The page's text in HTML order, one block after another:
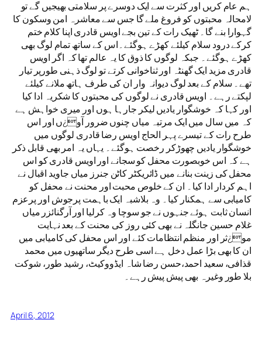
ہم عام کریں اور کثرت سے ایک دوسرے پر سلامتی بھیجیں گے تو
لامحالہ محبتوں کو فروغ ملے گا جس سے معاشرہ امن وسکون کا
گہوارا بنے گا۔ ٹھیک رات کے تین بجے اویس قادری اپنا کلام ختم
کرکے درود سلام کیلئے کھڑے ہوگئے۔اس کے ساتھ تمام لوگ بھی
کھڑے ہوگئے۔ جبکہ لوگوں کا ذوق کا یہ عالم تھا کہ اگر اویس
قادری مزید ایک گھنٹہ اور ثناخوانی کرتے تو لوگ ذہنی طورپر تیار
تھے۔ سلام کے بعد لوگ دیوانہ وار ان کی طرف ہاتھ ملانے کیلئے
لپکتے رہے۔ اویس قادری نے لوگوں کی محبتوں کا شکریہ ادا کیا
اور کہا کہ خوشگوار یادیں لیکر جارہا ہوں اور میری خواہش ہے
کہ میں سال میں ایک مرتبہ میاں چنوں ضرور آو¿ں اور اس
طرح رات کے تیسرے پہر الحاج اویس رضا قادری لوگوں میں
خوشگوار یادیں چھوڑکر رخصت ہوگئے۔ یہاں یہ امر بھی قابل ذکر
ہے کہ اس خوبصورت محفل کو سجانے اور اویس قادری کو اس
محفل کی زینت بنانے میں ڈائریکٹر کاٹن جنرز میاں جاوید اقبال نے
اہم کردار ادا کیا۔ ان کے خلوص محبت اور محنت نے محفل کو
کامیابی سے ہمکنار کیا۔ وہ بلاشبہ ایک باہمت پرجوش اور پرعزم
انسان ثابت ہوئے جنہوں نے جو سوچا وہ کرلیا اور آرگنائزر میاں
غلام حسین جانگلہ نے بھی کئی روز کی محنت کے بعد نہایت
مو¿ثر اور منظم انتظامات کئے اور اس محفل کی کامیابی میں
ان کا بھی بڑا عمل دخل ہے اسی طرح دیگر ساتھیوں میں محمد
قذافی، سعید احمد،حسن رضا شاہ ایڈووکیٹ، رشید طور، شوکت
بلا طور وغیرہ بھی پیش پیش رہے۔
April 6, 2012